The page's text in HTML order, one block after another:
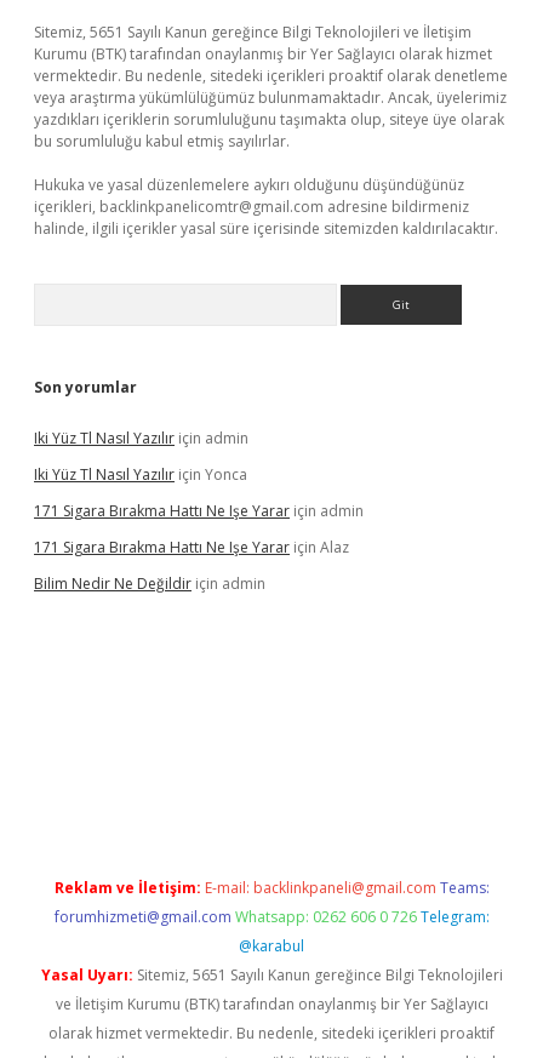
Sitemiz, 5651 Sayılı Kanun gereğince Bilgi Teknolojileri ve İletişim
Kurumu (BTK) tarafından onaylanmış bir Yer Sağlayıcı olarak hizmet
vermektedir. Bu nedenle, sitedeki içerikleri proaktif olarak denetleme
veya araştırma yükümlülüğümüz bulunmamaktadır. Ancak, üyelerimiz
yazdıkları içeriklerin sorumluluğunu taşımakta olup, siteye üye olarak
bu sorumluluğu kabul etmiş sayılırlar.
Hukuka ve yasal düzenlemelere aykırı olduğunu düşündüğünüz
içerikleri, backlinkpanelicomtr@gmail.com adresine bildirmeniz
halinde, ilgili içerikler yasal süre içerisinde sitemizden kaldırılacaktır.
Son yorumlar
Iki Yüz Tl Nasıl Yazılır için admin
Iki Yüz Tl Nasıl Yazılır için Yonca
171 Sigara Bırakma Hattı Ne Işe Yarar için admin
171 Sigara Bırakma Hattı Ne Işe Yarar için Alaz
Bilim Nedir Ne Değildir için admin
Reklam ve İletişim: E-mail: backlinkpaneli@gmail.com Teams:
forumhizmeti@gmail.com Whatsapp: 0262 606 0 726 Telegram:
@karabul
Yasal Uyarı: Sitemiz, 5651 Sayılı Kanun gereğince Bilgi Teknolojileri
ve İletişim Kurumu (BTK) tarafından onaylanmış bir Yer Sağlayıcı
olarak hizmet vermektedir. Bu nedenle, sitedeki içerikleri proaktif